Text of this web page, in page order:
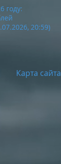
году:
20:59)
Карта сайта